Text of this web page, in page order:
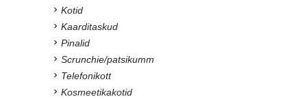
Kotid
Kaarditaskud
Pinalid
Scrunchie/patsikumm
Telefonikott
Kosmeetikakotid